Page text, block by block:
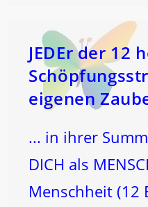
…
JEDEr der 12
eigenen
... in ihrer
DICH als
Menschheit (12